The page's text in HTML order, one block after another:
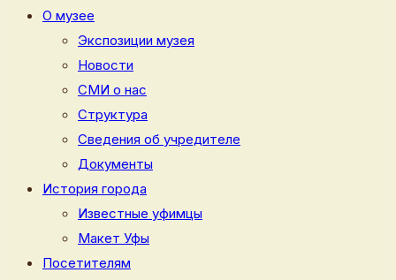
О музее
Экспозиции музея
Новости
СМИ о нас
Структура
Сведения об учредителе
Документы
История города
Известные уфимцы
Макет Уфы
Посетителям